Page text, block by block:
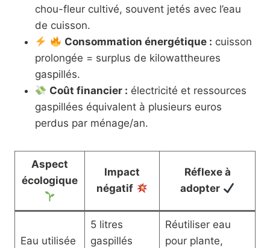
chou-fleur cultivé, souvent jetés avec l’eau
de cuisson.
Consommation énergétique : cuisson
prolongée = surplus de kilowattheures
gaspillés.
Coût financier : électricité et ressources
gaspillées équivalent à plusieurs euros
perdus par ménage/an.
Aspect
écologique
Impact
négatif
Réflexe à
adopter
Eau utilisée
5 litres
gaspillés
Réutiliser eau
pour plante,